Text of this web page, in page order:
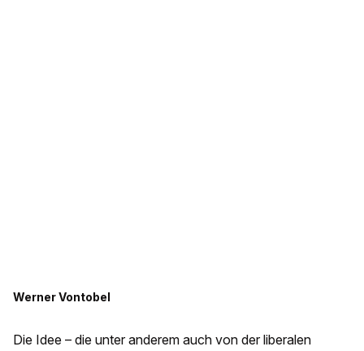
Werner Vontobel
Die Idee – die unter anderem auch von der liberalen